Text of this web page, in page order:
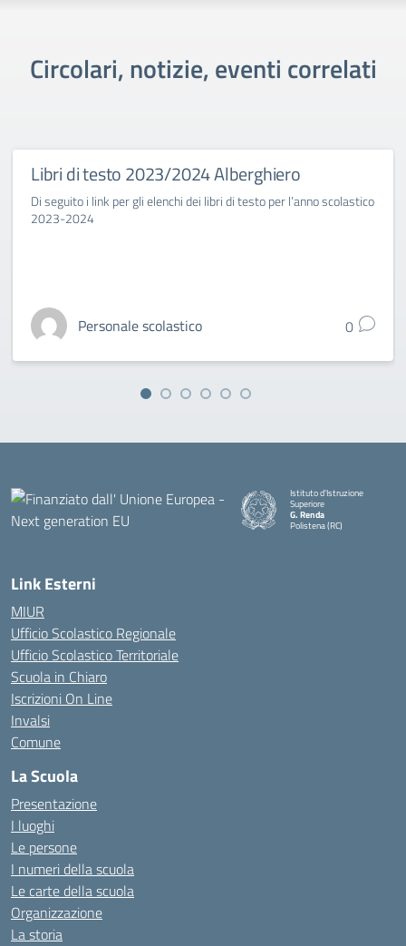
Circolari, notizie, eventi correlati
Libri di testo 2023/2024 Alberghiero
Di seguito i link per gli elenchi dei libri di testo per l’anno scolastico
2023-2024
Personale scolastico 0
Istituto d'Istruzione
Superiore
G. Renda
Polistena (RC)
Link Esterni
MIUR
Ufficio Scolastico Regionale
Ufficio Scolastico Territoriale
Scuola in Chiaro
Iscrizioni On Line
Invalsi
Comune
La Scuola
Presentazione
I luoghi
Le persone
I numeri della scuola
Le carte della scuola
Organizzazione
La storia